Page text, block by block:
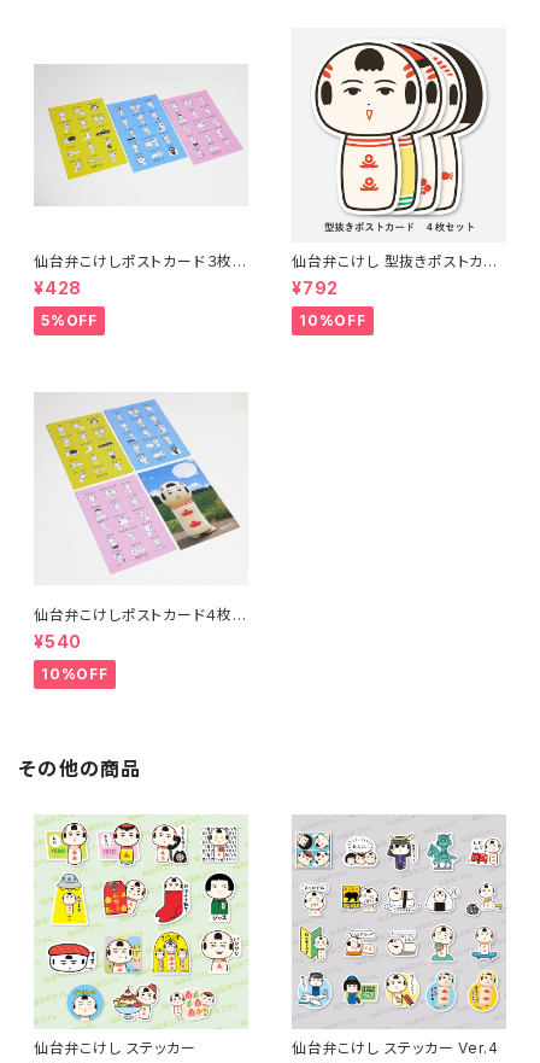
仙台弁こけしポストカード３枚セ
ット（ピンク・ブルー・イエロー）
¥428
5%OFF
仙台弁こけし 型抜きポストカー
ド（４枚セット）
¥792
10%OFF
仙台弁こけしポストカード４枚セ
ット（ピンク・ブルー・イエロー・
着ぐるみ）
¥540
10%OFF
その他の商品
仙台弁こけし ステッカー 仙台弁こけし ステッカー Ver.4